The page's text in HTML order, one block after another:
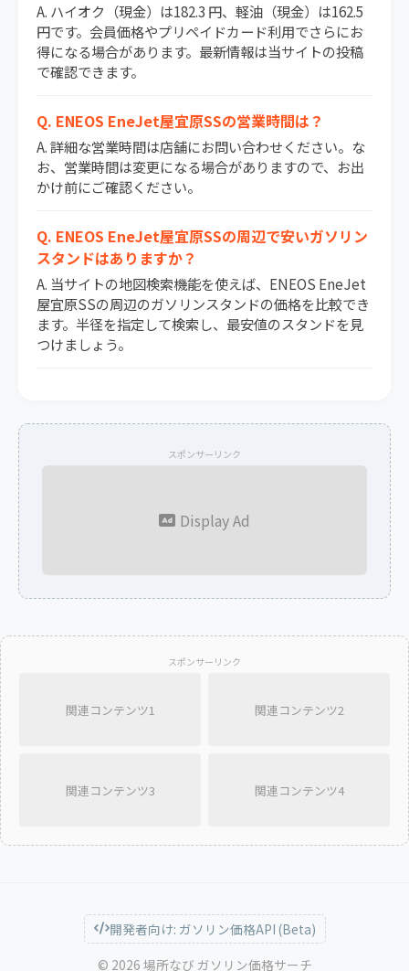
A. ハイオク（現金）は182.3 円、軽油（現金）は162.5
円です。会員価格やプリペイドカード利用でさらにお
得になる場合があります。最新情報は当サイトの投稿
で確認できます。
Q. ENEOS EneJet屋宜原SSの営業時間は？
A. 詳細な営業時間は店舗にお問い合わせください。な
お、営業時間は変更になる場合がありますので、お出
かけ前にご確認ください。
Q. ENEOS EneJet屋宜原SSの周辺で安いガソリン
スタンドはありますか？
A. 当サイトの地図検索機能を使えば、ENEOS EneJet
屋宜原SSの周辺のガソリンスタンドの価格を比較でき
ます。半径を指定して検索し、最安値のスタンドを見
つけましょう。
スポンサーリンク
Display Ad
スポンサーリンク
関連コンテンツ1 関連コンテンツ2
関連コンテンツ3 関連コンテンツ4
開発者向け: ガソリン価格API (Beta)
© 2026 場所なび ガソリン価格サーチ